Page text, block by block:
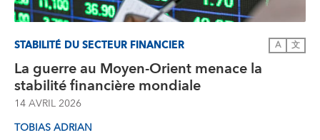
STABILITÉ DU SECTEUR FINANCIER A 文
La guerre au Moyen-Orient menace la
stabilité financière mondiale
14 AVRIL 2026
TOBIAS ADRIAN